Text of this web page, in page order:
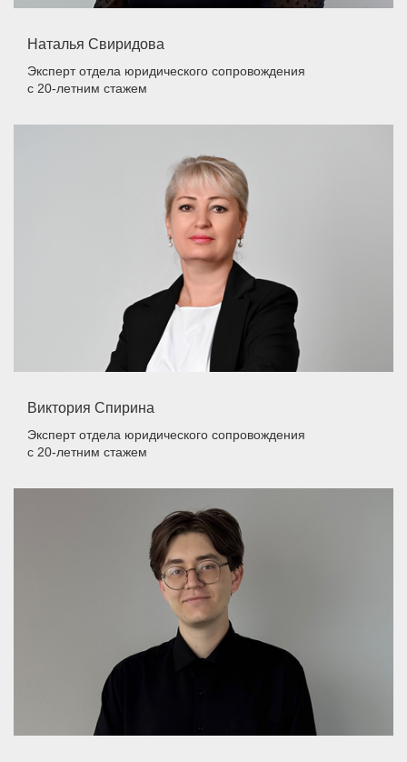
Наталья Свиридова
Эксперт отдела юридического сопровождения
с 20-летним стажем
Виктория Спирина
Эксперт отдела юридического сопровождения
с 20-летним стажем